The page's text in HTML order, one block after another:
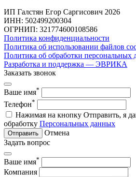
ИП Галстян Егор Саргисович 2026
ИНН: 502499200304
ОГРНИП: 321774600108586
Политика конфиденциальности
Политика об использовании файлов
Политика об обработки персональных
Разработка и поддержка — ЭВРИКА
Заказать звонок
Ваше имя*
Телефон*
Нажимая на кнопку Отправить, я
обработку Персональных данных
Отправить
Отмена
Задать вопрос
Ваше имя*
Компания